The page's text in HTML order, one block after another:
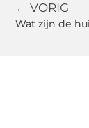
← VORIG
Wat zijn de